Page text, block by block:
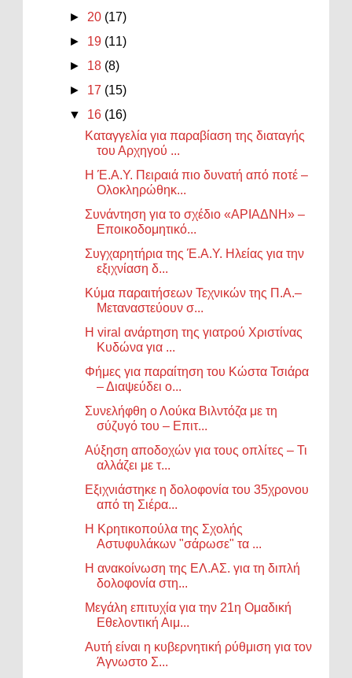
► 20 (17)
► 19 (11)
► 18 (8)
► 17 (15)
▼ 16 (16)
Καταγγελία για παραβίαση της διαταγής
του Αρχηγού ...
Η Έ.Α.Υ. Πειραιά πιο δυνατή από ποτέ –
Ολοκληρώθηκ...
Συνάντηση για το σχέδιο «ΑΡΙΑΔΝΗ» –
Εποικοδομητικό...
Συγχαρητήρια της Έ.Α.Υ. Ηλείας για την
εξιχνίαση δ...
Κύμα παραιτήσεων Τεχνικών της Π.Α.–
Μεταναστεύουν σ...
Η viral ανάρτηση της γιατρού Χριστίνας
Κυδώνα για ...
Φήμες για παραίτηση του Κώστα Τσιάρα
– Διαψεύδει ο...
Συνελήφθη ο Λούκα Βιλντόζα με τη
σύζυγό του – Επιτ...
Αύξηση αποδοχών για τους οπλίτες – Τι
αλλάζει με τ...
Εξιχνιάστηκε η δολοφονία του 35χρονου
από τη Σιέρα...
Η Κρητικοπούλα της Σχολής
Αστυφυλάκων "σάρωσε" τα ...
Η ανακοίνωση της ΕΛ.ΑΣ. για τη διπλή
δολοφονία στη...
Μεγάλη επιτυχία για την 21η Ομαδική
Εθελοντική Αιμ...
Αυτή είναι η κυβερνητική ρύθμιση για τον
Άγνωστο Σ...